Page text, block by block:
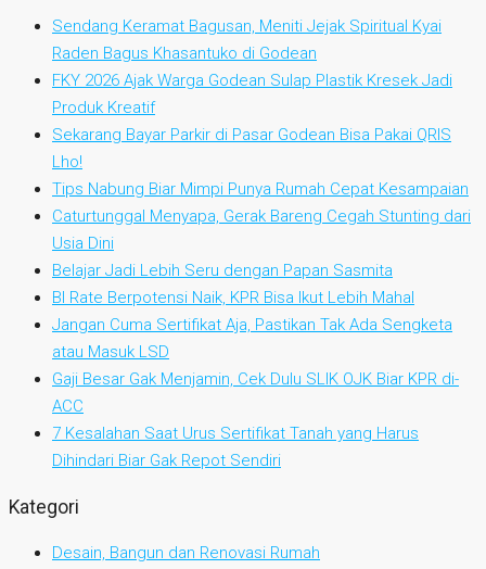
Sendang Keramat Bagusan, Meniti Jejak Spiritual Kyai
Raden Bagus Khasantuko di Godean
FKY 2026 Ajak Warga Godean Sulap Plastik Kresek Jadi
Produk Kreatif
Sekarang Bayar Parkir di Pasar Godean Bisa Pakai QRIS
Lho!
Tips Nabung Biar Mimpi Punya Rumah Cepat Kesampaian
Caturtunggal Menyapa, Gerak Bareng Cegah Stunting dari
Usia Dini
Belajar Jadi Lebih Seru dengan Papan Sasmita
BI Rate Berpotensi Naik, KPR Bisa Ikut Lebih Mahal
Jangan Cuma Sertifikat Aja, Pastikan Tak Ada Sengketa
atau Masuk LSD
Gaji Besar Gak Menjamin, Cek Dulu SLIK OJK Biar KPR di-
ACC
7 Kesalahan Saat Urus Sertifikat Tanah yang Harus
Dihindari Biar Gak Repot Sendiri
Kategori
Desain, Bangun dan Renovasi Rumah